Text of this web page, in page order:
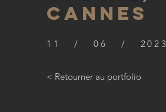
CANNES
11 / 06 / 2023
< Retourner au portfolio